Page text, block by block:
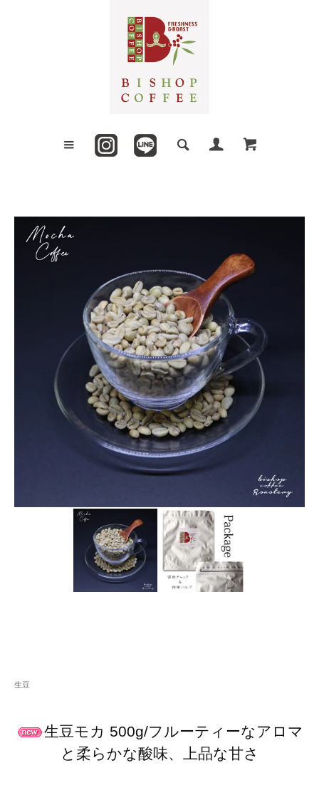
生豆
生豆モカ 500g/フルーティーなアロマ
と柔らかな酸味、上品な甘さ